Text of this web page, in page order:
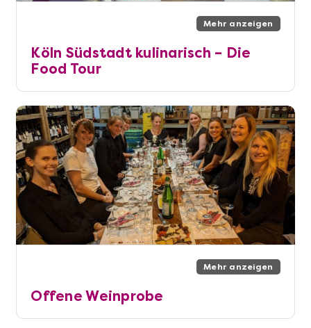
Mehr anzeigen
Köln Südstadt kulinarisch – Die
Food Tour
Mehr anzeigen
Offene Weinprobe